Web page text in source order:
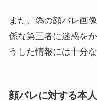
また、偽の顔バレ画
係な第三者に迷惑を
うした情報には十分
顔バレに対する本